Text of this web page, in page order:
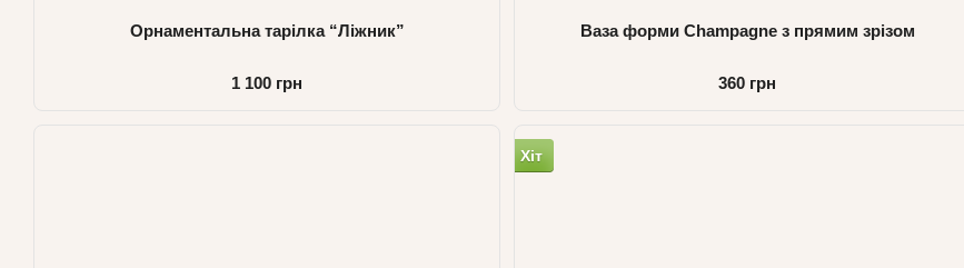
Орнаментальна тарілка “Ліжник”
1 100 грн
Ваза форми Champagne з прямим зрізом
360 грн
Хіт